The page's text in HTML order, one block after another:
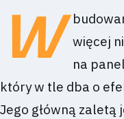
W
więcej
na
który w tle dba o
Jego główną zaletą